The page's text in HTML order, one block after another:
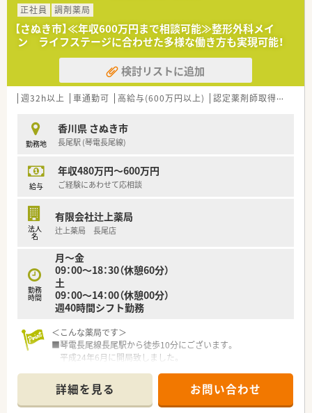
【募集背景と求める人物像について】
■地域に根ざした医療提供体制をさらに強化するため、周囲と和
を大切にしながら調和を図れる薬剤師の方を急募しておりま
す。
■ドラッグストア併設店ならではの多様なニーズに応えるため、
苦手なことにも前向きに挑戦する意欲のある方を求めていま
す。
■未経験や新卒の方も受け入れ可能であり、大手グループならで
す。
【勤務実態について】
日に加えて有給休暇を積極的に消化できる環境が整っています。
■全社平均の残業時間は月7.5時間と非常に少なく、仕事終わり
す。
■希望休については100％通すという考え方が浸透しており、ワ
ークライフバランスを重視したい方には最適な職場といえま
【想定されるキャリアイメージ】
■入社後のOJTや階層別の研修を通じて、着実に現場でのスキル
を磨きながら管理薬剤師や薬局長への昇進を目指せます。
■将来的に調剤の専門性を極める道や、ドラッグストア店舗でマ
す。
■認定薬剤師資格の取得単位を会社のeラーニングで取得できる
ほか、専門薬剤師取得のサポート体制も完備されています。
正社員
調剤薬局
【さぬき市】≪年収600万円まで相談可能≫整形外科メイ
ン ライフステージに合わせた多様な働き方も実現可能！
検討リストに追加
週32h以上 車通勤可 高給与(600万円以上) 認定薬剤師取得支援あり
勤務地
香川県 さぬき市
長尾駅 (琴電長尾線)
給与
年収480万円～600万円
ご経験にあわせて応相談
法人
名
有限会社辻上薬局
辻上薬局 長尾店
勤務
時間
月～金
09：00～18：30（休憩60分）
土
09：00～14：00（休憩00分）
週40時間シフト勤務
＜こんな薬局です＞
■琴電長尾線長尾駅から徒歩10分にございます。
平成24年6月に開局致しました。
です。
■白い外観で、青いラインの入っている三角の看板が目印です。
■一般医薬品の取り扱いも多数ございます。
詳細を見る お問い合わせ